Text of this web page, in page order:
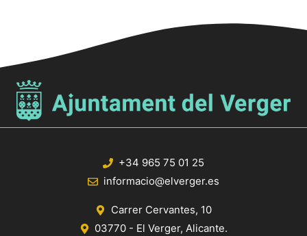
+34 965 75 01 25
informacio@elverger.es
Carrer Cervantes, 10
03770 - El Verger, Alicante.